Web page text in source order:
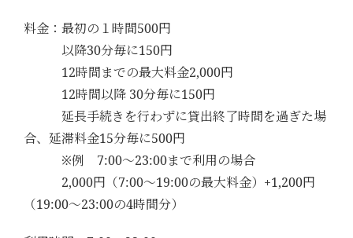
料金：最初の１時間500円
以降30分毎に150円
12時間までの最大料金2,000円
12時間以降 30分毎に150円
延長手続きを行わずに貸出終了時間を過ぎた場
合、延滞料金15分毎に500円
※例 7:00〜23:00まで利用の場合
2,000円（7:00〜19:00の最大料金）+1,200円
（19:00〜23:00の4時間分）